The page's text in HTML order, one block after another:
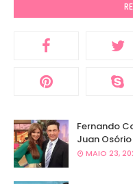
Fernando
Juan
MAIO 23,